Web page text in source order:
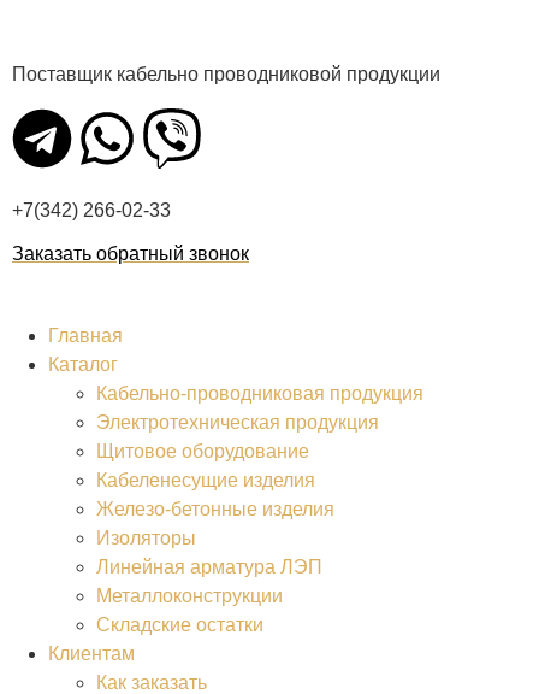
Поставщик кабельно проводниковой продукции
+7(342) 266-02-33
Заказать обратный звонок
Главная
Каталог
Кабельно-проводниковая продукция
Электротехническая продукция
Щитовое оборудование
Кабеленесущие изделия
Железо-бетонные изделия
Изоляторы
Линейная арматура ЛЭП
Металлоконструкции
Складские остатки
Клиентам
Как заказать